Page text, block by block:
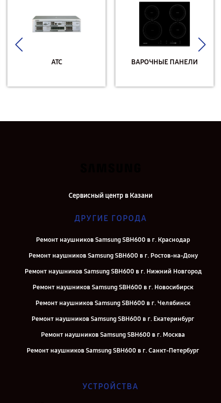
АТС ВАРОЧНЫЕ ПАНЕЛИ
Сервисный центр в Казани
ДРУГИЕ ГОРОДА
Ремонт наушников Samsung SBH600 в г. Краснодар
Ремонт наушников Samsung SBH600 в г. Ростов-на-Дону
Ремонт наушников Samsung SBH600 в г. Нижний Новгород
Ремонт наушников Samsung SBH600 в г. Новосибирск
Ремонт наушников Samsung SBH600 в г. Челябинск
Ремонт наушников Samsung SBH600 в г. Екатеринбург
Ремонт наушников Samsung SBH600 в г. Москва
Ремонт наушников Samsung SBH600 в г. Санкт-Петербург
УСТРОЙСТВА